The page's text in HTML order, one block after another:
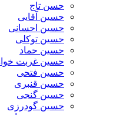
حسن تاج
حسین آقایی
حسین احسانی
حسین توکلی
حسین حماد
حسین غربت
حسین فتحی
حسین قنبری
حسین گنجی
حسین گودرزی